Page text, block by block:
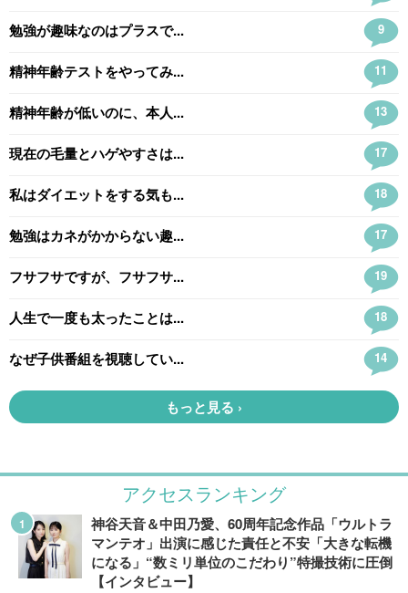
アクセスランキング
神谷天音＆中田乃愛、60周年記念作品「ウルトラ
マンテオ」出演に感じた責任と不安「大きな転機
になる」“数ミリ単位のこだわり”特撮技術に圧倒
【インタビュー】